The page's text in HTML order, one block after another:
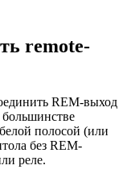
remote-
REM-выход
полосой (или
без REM-
реле.